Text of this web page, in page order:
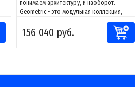
понимаем архитектуру, и наоборот.
Geometric - это модульная коллекция,
способная адаптировать свет к любому
пространству. Благодаря сочетаниям
компонентов можно создавать фигуры и
156 040 руб.